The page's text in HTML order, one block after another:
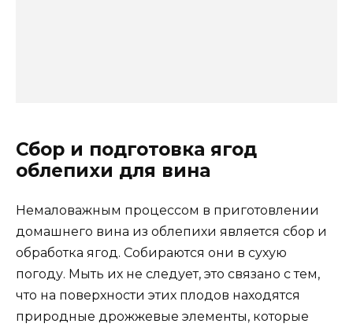
Сбор и подготовка ягод
облепихи для вина
Немаловажным процессом в приготовлении
домашнего вина из облепихи является сбор и
обработка ягод. Собираются они в сухую
погоду. Мыть их не следует, это связано с тем,
что на поверхности этих плодов находятся
природные дрожжевые элементы, которые